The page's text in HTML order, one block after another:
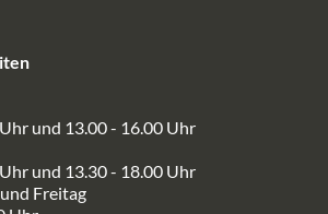
und 13.00 - 16.00 Uhr
und 13.30 - 18.00 Uhr
Freitag